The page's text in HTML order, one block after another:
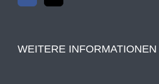
WEITERE INFORMATIONEN